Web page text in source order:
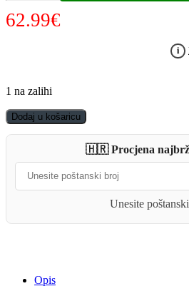
62.99€
i
1 na zalihi
Ribolovni
komplet
za
LINEAEFFE
quantity
Dodaj u košaricu
🇭🇷 Procjena
Unesite
Opis